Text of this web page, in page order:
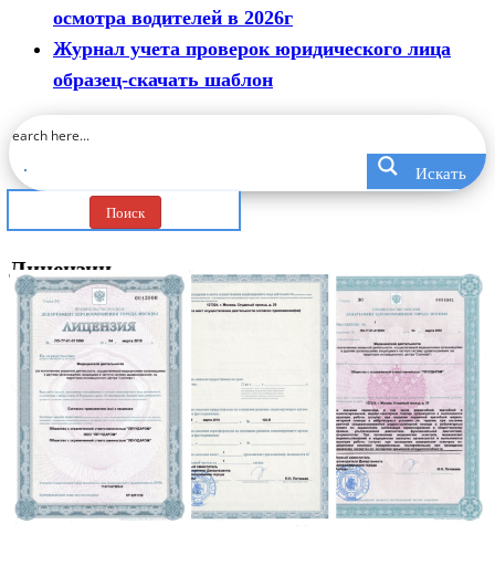
осмотра водителей в 2026г
Журнал учета проверок юридического лица
образец-скачать шаблон
Искать
Поиск
Лицензии